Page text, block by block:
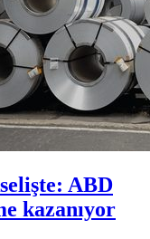
ABD
kazanıyor